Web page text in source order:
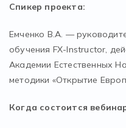
Спикер проекта:
Емченко В.А. —
обучения FX-Instructor,
Академии Естественных
методики «Открытие
Когда состоится